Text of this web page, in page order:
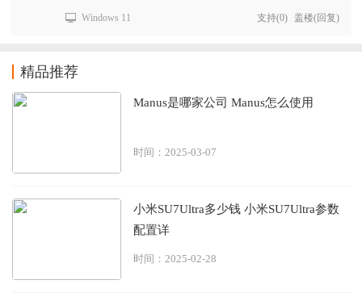
Windows 11 支持(0) 盖楼(回复)
精品推荐
Manus是哪家公司 Manus怎么使用
时间：2025-03-07
小米SU7Ultra多少钱 小米SU7Ultra参数
配置详
时间：2025-02-28